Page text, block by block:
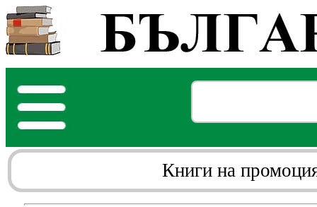
Книги на